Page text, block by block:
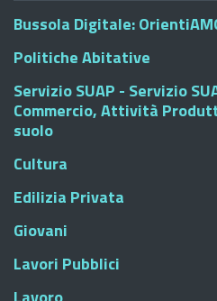
Bussola Digitale:
Politiche Abitative
Servizio SUAP - Servizio
Commercio, Attività
suolo
Cultura
Edilizia Privata
Giovani
Lavori Pubblici